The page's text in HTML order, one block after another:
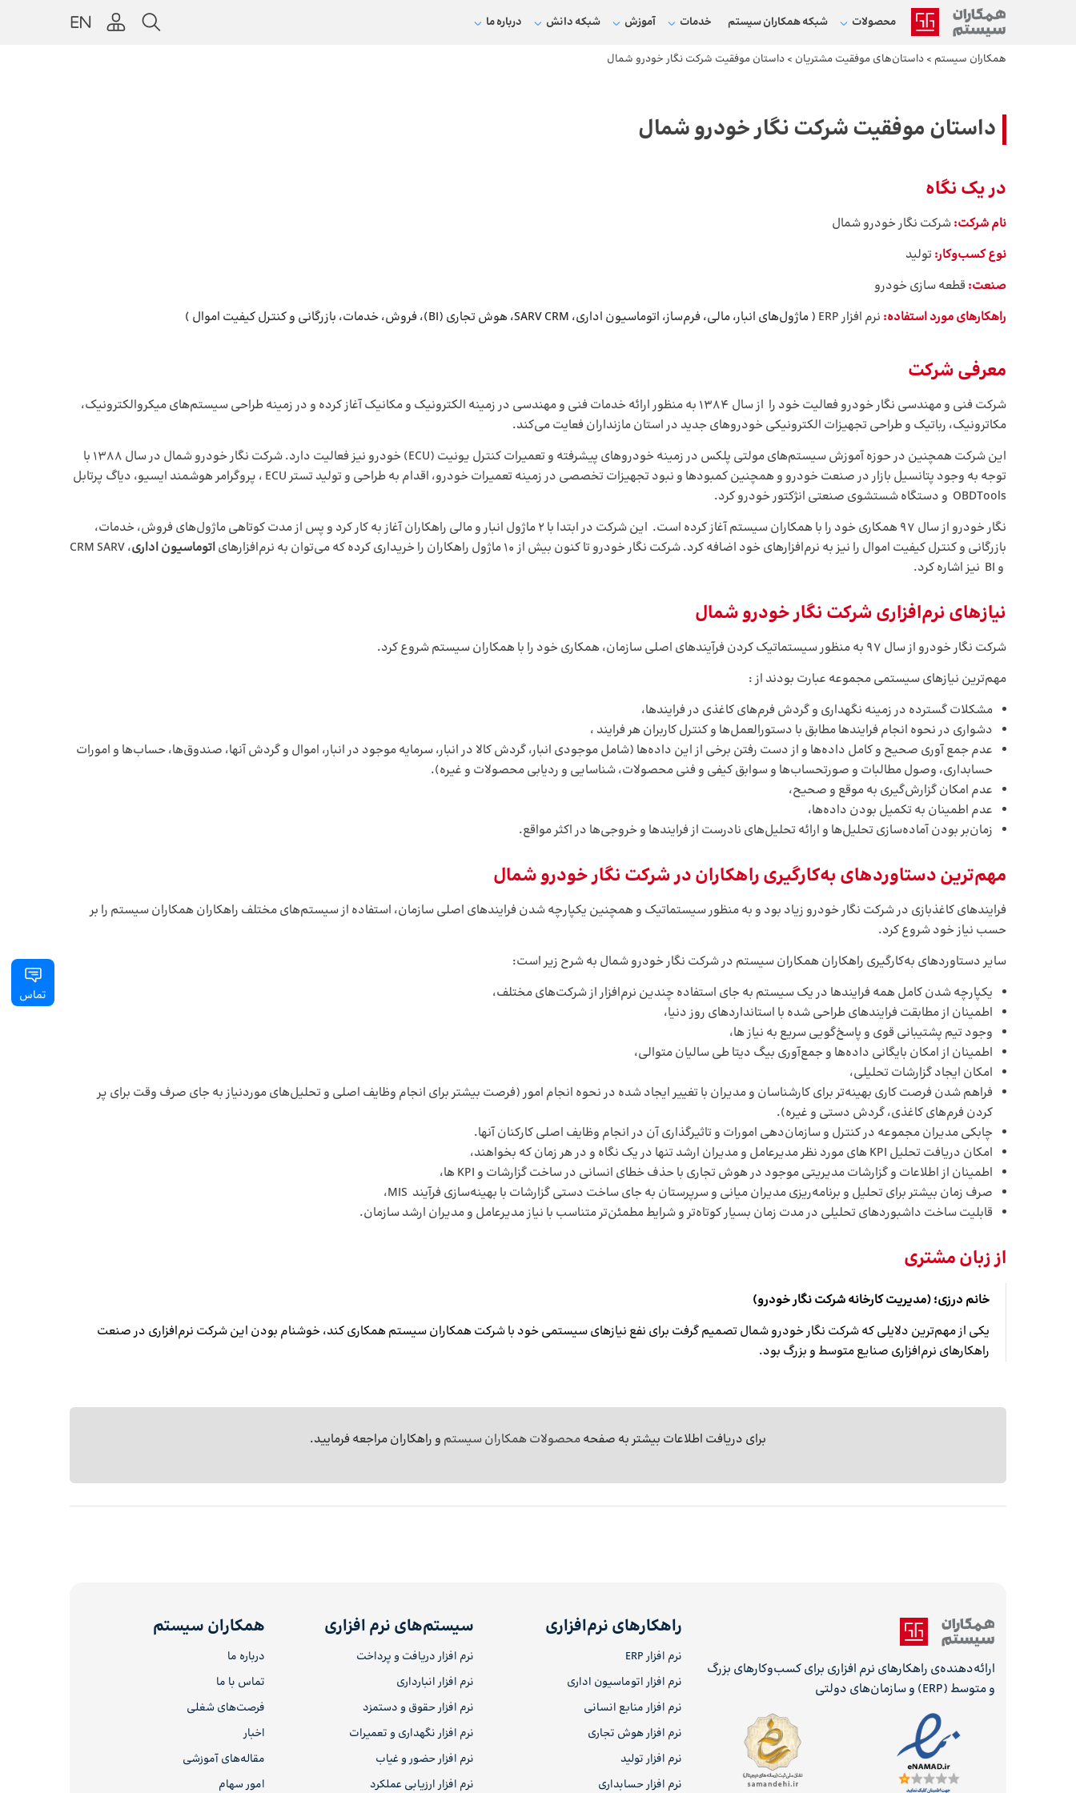
محصولات شبکه‌ همکاران سیستم خدمات آموزش شبکه دانش درباره ما
همکاران سیستم > داستان‌های موفقیت مشتریان > داستان موفقیت شرکت نگار خودرو شمال
داستان موفقیت شرکت نگار خودرو شمال
در یک نگاه
نام شرکت:شرکت نگار خودرو شمال
نوع کسب‌وکار: تولید
صنعت: قطعه ‎سازی خودرو
راهکارهای مورد استفاده: نرم افزار ERP ( ماژول‌های انبار، مالی، فرم‌ساز، اتوماسیون اداری، SARV CRM، هوش تجاری (BI)، فروش، خدمات، بازرگانی و کنترل کیفیت اموال )
معرفیشرکت
شرکت فنی و مهندسی نگار خودرو فعالیت خود را از سال 1384 به منظور ارائه خدمات فنی و مهندسی در زمینه الکترونیک و مکانیک آغاز کرده و در زمینه طراحی سیستم‌های میکروالکترونیک،
مکاترونیک، رباتیک و طراحی تجهیزات الکترونیکی خودروهای جدید در استان مازنداران فعایت می‌کند.
این شرکت همچنین در حوزه آموزش سیستم‌های مولتی پلکس در زمینه خودروهای پیشرفته و تعمیرات کنترل یونیت (ECU) خودرو نیز فعالیت دارد. شرکت نگار خودرو شمال در سال 1388 با
توجه به وجود پتانسیل بازار در صنعت خودرو و همچنین کمبودها و نبود تجهیزات تخصصی در زمینه تعمیرات خودرو، اقدام به طراحی و تولید تستر ECU ، پروگرامر هوشمند ایسیو، دیاگ پرتابل
OBDTools و دستگاه شستشوی صنعتی انژکتور خودرو کرد.
نگار خودرو از سال ۹۷ همکاری خود را با همکاران سیستم آغاز کرده است. این شرکت در ابتدا با 2 ماژول انبار و مالی راهکاران آغاز به کار کرد و پس از مدت کوتاهی ماژول‌های فروش، خدمات،
بازرگانی و کنترل کیفیت اموال را نیز به نرم‌افزارهای خود اضافه کرد. شرکت نگار خودرو تا کنون بیش از ۱۰ ماژول راهکاران را خریداری کرده که می‌توان به نرم‌افزارهای
اتوماسیون اداری ، CRM SARV
و BI نیز اشاره کرد.
نیازهای نرم‌افزاریشرکت نگار خودرو شمال
شرکت نگار خودرو از سال ۹۷ به منظور سیستماتیک کردن فرآیندهای اصلی سازمان، همکاری خود را با همکاران سیستم شروع کرد.
مهم‌ترین نیازهای سیستمی مجموعه عبارت بودند از :
مشکلات گسترده در زمینه نگهداری و گردش فرم‌های کاغذی در فرایندها،
دشواری در نحوه انجام فرایندها مطابق با دستورالعمل‌ها و کنترل کاربران هر فرایند ،
عدم جمع آوری صحیح و کامل داده‌ها و از دست رفتن برخی از این داده‌ها (شامل موجودی انبار، گردش کالا در انبار، سرمایه موجود در انبار، اموال و گردش آنها، صندوق‌ها، حساب‌ها و امورات
حسابداری، وصول مطالبات و صورتحساب‌ها و سوابق کیفی و فنی محصولات، شناسایی و ردیابی محصولات و غیره).
عدم امکان گزارش‌گیری به موقع و صحیح،
عدم اطمینان به تکمیل بودن داده‌ها،
زمان‌بر بودن آماده‌سازی تحلیل‌ها و ارائه تحلیل‌های نادرست از فرایندها و خروجی‌ها در اکثر مواقع.
مهم‌ترین دستاوردهای به‌کارگیری راهکاران در شرکت نگار خودرو شمال
فرایندهای کاغذبازی در شرکت نگار خودرو زیاد بود و به منظور سیستماتیک و همچنین یکپارچه شدن فرایندهای اصلی سازمان، استفاده از سیستم‌های مختلف راهکاران همکاران سیستم را بر
حسب نیاز خود شروع کرد.
سایر دستاوردهای به‌کارگیری راهکاران همکاران سیستم در شرکت نگار خودرو شمال به شرح زیر است:
یکپارچه شدن کامل همه فرایندها در یک سیستم به جای استفاده چندین نرم‌افزار از شرکت‌های مختلف،
اطمینان از مطابقت فرایندهای طراحی شده با استانداردهای روز دنیا،
وجود تیم پشتیبانی قوی و پاسخ‌گویی سریع به نیاز ها،
اطمینان از امکان بایگانی داده‌ها و جمع‌آوری بیگ دیتا طی سالیان متوالی،
امکان ایجاد گزارشات تحلیلی،
فراهم شدن فرصت کاری بهینه‌تر برای کارشناسان و مدیران با تغییر ایجاد شده در نحوه انجام امور (فرصت بیشتر برای انجام وظایف اصلی و تحلیل‌های موردنیاز به جای صرف وقت برای پر
کردن فرم‌های کاغذی، گردش دستی و غیره).
چابکی مدیران مجموعه در کنترل و سازمان‌‎دهی امورات و تاثیرگذاری آن در انجام وظایف اصلی کارکنان آنها.
امکان دریافت تحلیل KPI های مورد نظر مدیرعامل و مدیران ارشد تنها در یک نگاه و در هر زمان که بخواهند،
اطمینان از اطلاعات و گزارشات مدیریتی موجود در هوش تجاری با حذف خطای انسانی در ساخت گزارشات و KPI ها،
صرف زمان بیشتر برای تحلیل و برنامه‌ریزی مدیران میانی و سرپرستان به جای ساخت دستی گزارشات با بهینه‌سازی فرآیند MIS،
قابلیت ساخت داشبوردهای تحلیلی در مدت زمان بسیار کوتاه‌تر و شرایط مطمئن‌تر متناسب با نیاز مدیرعامل و مدیران ارشد سازمان.
از زبان مشتری
خانم درزی؛ (مدیریت کارخانه شرکت نگار خودرو)
یکی از مهم‌ترین دلایلی که شرکت نگار خودرو شمال تصمیم گرفت برای نفع نیازهای سیستمی خود با شرکت همکاران سیستم همکاری کند، خوشنام بودن این شرکت نرم‌افزاری در صنعت
راهکارهای نرم‌افزاری صنایع متوسط و بزرگ بود.
برای دریافت اطلاعات بیشتر به صفحهمحصولات همکاران سیستم و راهکاران مراجعه فرمایید.
ارائه‌دهنده‌ی راهکارهای نرم افزاری برای کسب‌وکارهای بزرگ
و متوسط (ERP) و سازمان‌های دولتی
راهکارهای نرم‌افزاری
نرم افزار ERP
نرم افزار اتوماسیون اداری
نرم افزار منابع انسانی
نرم افزار هوش تجاری
نرم افزار تولید
نرم افزار حسابداری
سیستم‌های نرم افزاری
نرم افزار دریافت و پرداخت
نرم افزار انبارداری
نرم افزار حقوق و دستمزد
نرم افزار نگهداری و تعمیرات
نرم افزار حضور و غیاب
نرم افزار ارزیابی عملکرد
همکاران سیستم
درباره ما
تماس با ما
فرصت‌های شغلی
اخبار
مقاله‌های آموزشی
امور سهام
تماس